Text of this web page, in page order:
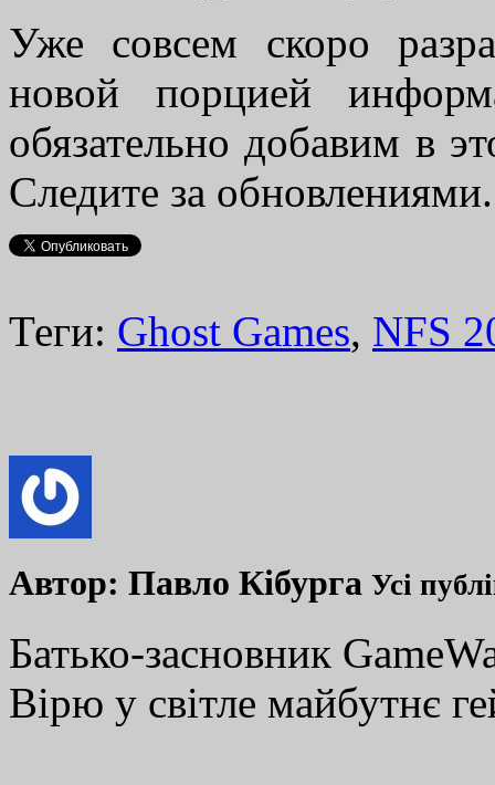
Уже совсем скоро
новой порцией
обязательно добавим в
Следите за обновлениями.
Теги: Ghost Games, NFS
Автор: Павло Кібурга Усі
Батько-засновник
Вірю у світле майбутнє